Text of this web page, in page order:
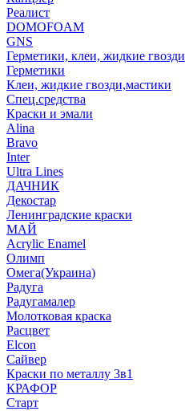
Реалист
DOMOFOAM
GNS
Герметики, клеи, жидкие гвозди
Герметики
Клеи, жидкие гвозди,мастики
Спец.средства
Краски и эмали
Alina
Bravo
Inter
Ultra Lines
ДАЧНИК
Декостар
Ленинградские краски
МАЙ
Acrylic Enamel
Олимп
Омега(Украина)
Радуга
Радугамалер
Молотковая краска
Расцвет
Elcon
Сайвер
Краски по металлу 3в1
КРАФОР
Старт